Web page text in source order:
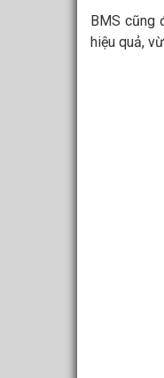
BMS cũng
hiệu quả,